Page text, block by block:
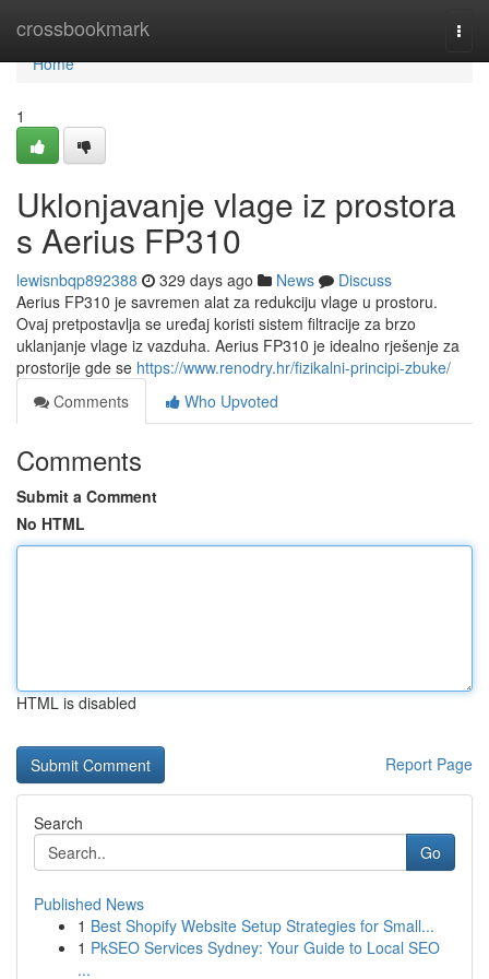
crossbookmark
Home
Home
1
Uklonjavanje vlage iz prostora
s Aerius FP310
lewisnbqp892388 329 days ago News
Discuss
Aerius FP310 je savremen alat za redukciju vlage u prostoru.
Ovaj pretpostavlja se uređaj koristi sistem filtracije za brzo
uklanjanje vlage iz vazduha. Aerius FP310 je idealno rješenje za
prostorije gde se https://www.renodry.hr/fizikalni-principi-zbuke/
Comments
Who Upvoted
Comments
Submit a Comment
No HTML
HTML is disabled
Report Page
Search
Go
Published News
1 Best Shopify Website Setup Strategies for Small...
1 PkSEO Services Sydney: Your Guide to Local SEO
...